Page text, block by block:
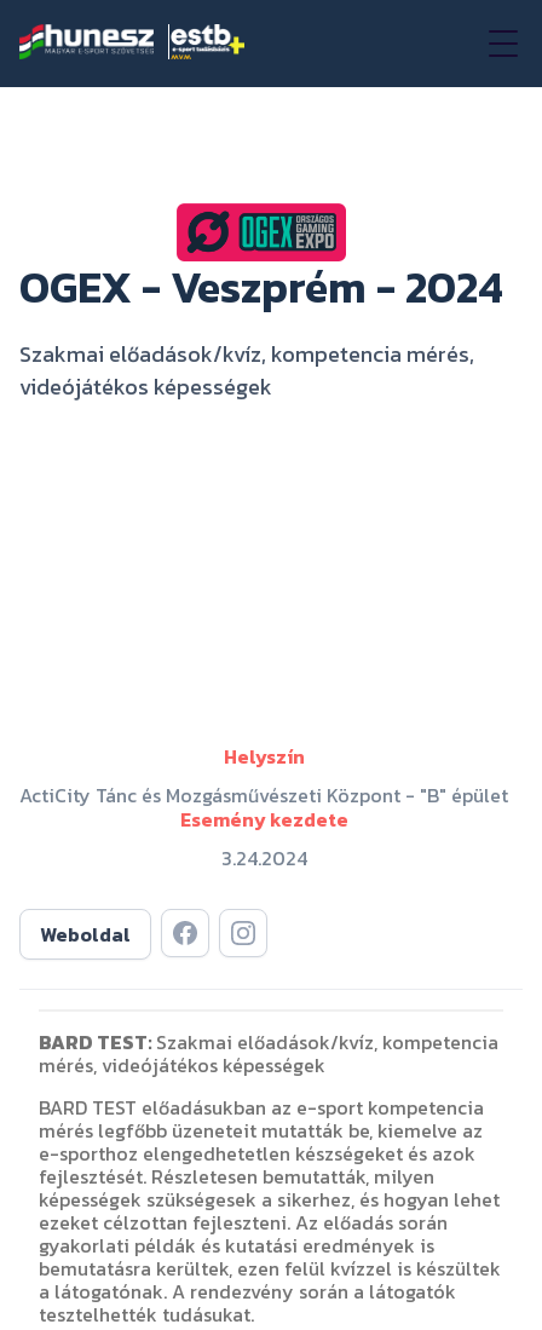
OGEX - Veszprém - 2024
Szakmai előadások/kvíz, kompetencia mérés,
videójátékos képességek
Helyszín
ActiCity Tánc és Mozgásművészeti Központ - "B" épület
Esemény kezdete
3.24.2024
Weboldal
BARD TEST: Szakmai előadások/kvíz, kompetencia
mérés, videójátékos képességek
BARD TEST előadásukban az e-sport kompetencia
mérés legfőbb üzeneteit mutatták be, kiemelve az
e-sporthoz elengedhetetlen készségeket és azok
fejlesztését. Részletesen bemutatták, milyen
képességek szükségesek a sikerhez, és hogyan lehet
ezeket célzottan fejleszteni. Az előadás során
gyakorlati példák és kutatási eredmények is
bemutatásra kerültek, ezen felül kvízzel is készültek
a látogatónak. A rendezvény során a látogatók
tesztelhették tudásukat.